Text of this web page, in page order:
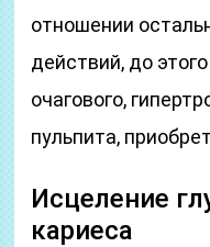
отношении
действий, до
очагового,
пульпита,
Исцеление
кариеса